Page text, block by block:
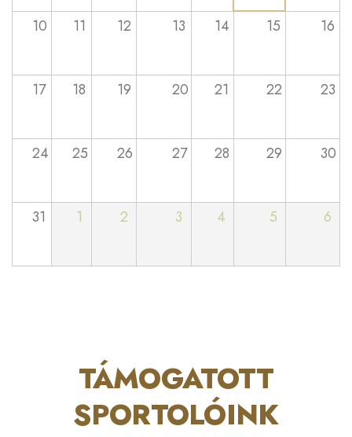
10 11 12 13 14 15 16
17 18 19 20 21 22 23
24 25 26 27 28 29 30
31 1 2 3 4 5 6
TÁMOGATOTT
SPORTOLÓINK